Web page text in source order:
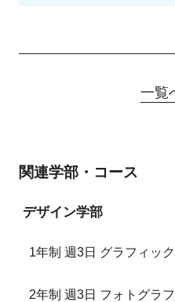
一覧
関連学部・コース
デザイン学部
1年制 週3日 グラフィッ
2年制 週3日 フォトグラ